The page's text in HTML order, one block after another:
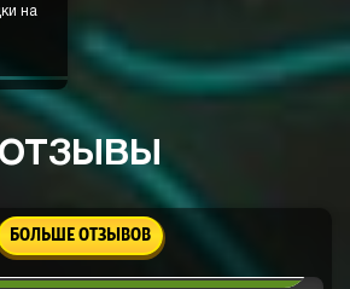
на
ОТЗЫВЫ
БОЛЬШЕ ОТЗЫВОВ
на 14 айфон
получил 1000 рублей
вывел 💵 5к! пришли почти сразу